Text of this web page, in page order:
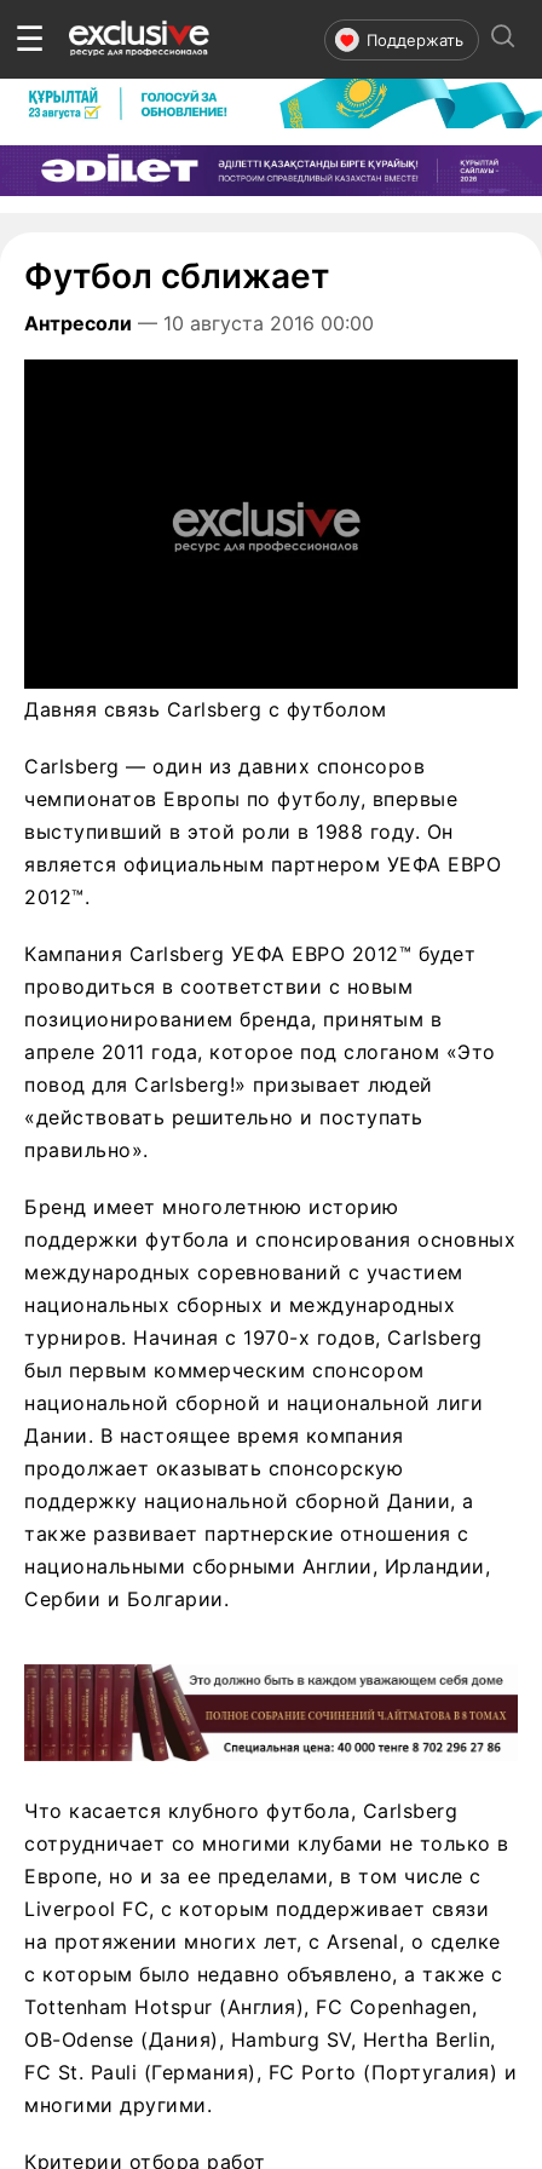
☰ Поддержать
Футбол сближает
Антресоли — 10 августа 2016 00:00
Давняя связь Carlsberg с футболом
Carlsberg — один из давних спонсоров
чемпионатов Европы по футболу, впервые
выступивший в этой роли в 1988 году. Он
является официальным партнером УЕФА ЕВРО
2012™.
Кампания Carlsberg УЕФА ЕВРО 2012™ будет
проводиться в соответствии с новым
позиционированием бренда, принятым в
апреле 2011 года, которое под слоганом «Это
повод для Carlsberg!» призывает людей
«действовать решительно и поступать
правильно».
Бренд имеет многолетнюю историю
поддержки футбола и спонсирования основных
международных соревнований с участием
национальных сборных и международных
турниров. Начиная с 1970-х годов, Carlsberg
был первым коммерческим спонсором
национальной сборной и национальной лиги
Дании. В настоящее время компания
продолжает оказывать спонсорскую
поддержку национальной сборной Дании, а
также развивает партнерские отношения с
национальными сборными Англии, Ирландии,
Сербии и Болгарии.
Что касается клубного футбола, Carlsberg
сотрудничает со многими клубами не только в
Европе, но и за ее пределами, в том числе с
Liverpool FC, с которым поддерживает связи
на протяжении многих лет, с Arsenal, о сделке
с которым было недавно объявлено, а также с
Tottenham Hotspur (Англия), FC Copenhagen,
OB-Odense (Дания), Hamburg SV, Hertha Berlin,
FC St. Pauli (Германия), FC Porto (Португалия) и
многими другими.
Критерии отбора работ